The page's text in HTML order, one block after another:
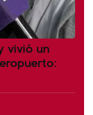
vivió un